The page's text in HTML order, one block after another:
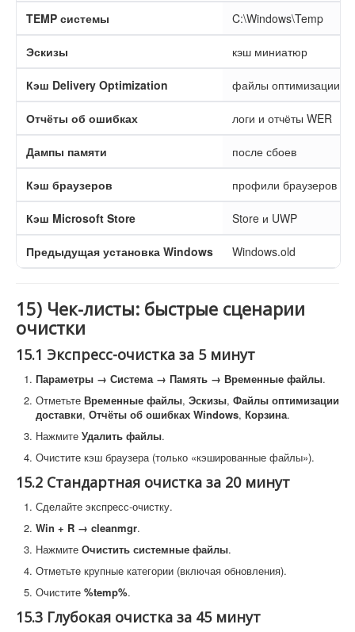
TEMP системы C:\Windows\Temp
Эскизы кэш миниатюр
Кэш Delivery Optimization файлы оптимизации
Отчёты об ошибках логи и отчёты WER
Дампы памяти после сбоев
Кэш браузеров профили браузеров
Кэш Microsoft Store Store и UWP
Предыдущая установка Windows Windows.old
15) Чек-листы: быстрые сценарии
очистки
15.1 Экспресс-очистка за 5 минут
Параметры → Система → Память → Временные файлы.
Отметьте Временные файлы, Эскизы, Файлы оптимизации
доставки, Отчёты об ошибках Windows, Корзина.
Нажмите Удалить файлы.
Очистите кэш браузера (только «кэшированные файлы»).
15.2 Стандартная очистка за 20 минут
Сделайте экспресс-очистку.
Win + R → cleanmgr.
Нажмите Очистить системные файлы.
Отметьте крупные категории (включая обновления).
Очистите %temp%.
15.3 Глубокая очистка за 45 минут